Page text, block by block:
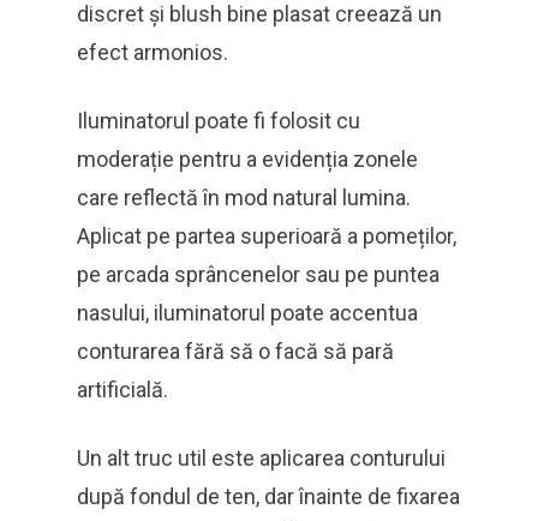
discret și blush bine plasat creează un
efect armonios.
Iluminatorul poate fi folosit cu
moderație pentru a evidenția zonele
care reflectă în mod natural lumina.
Aplicat pe partea superioară a pomeților,
pe arcada sprâncenelor sau pe puntea
nasului, iluminatorul poate accentua
conturarea fără să o facă să pară
artificială.
Un alt truc util este aplicarea conturului
după fondul de ten, dar înainte de fixarea